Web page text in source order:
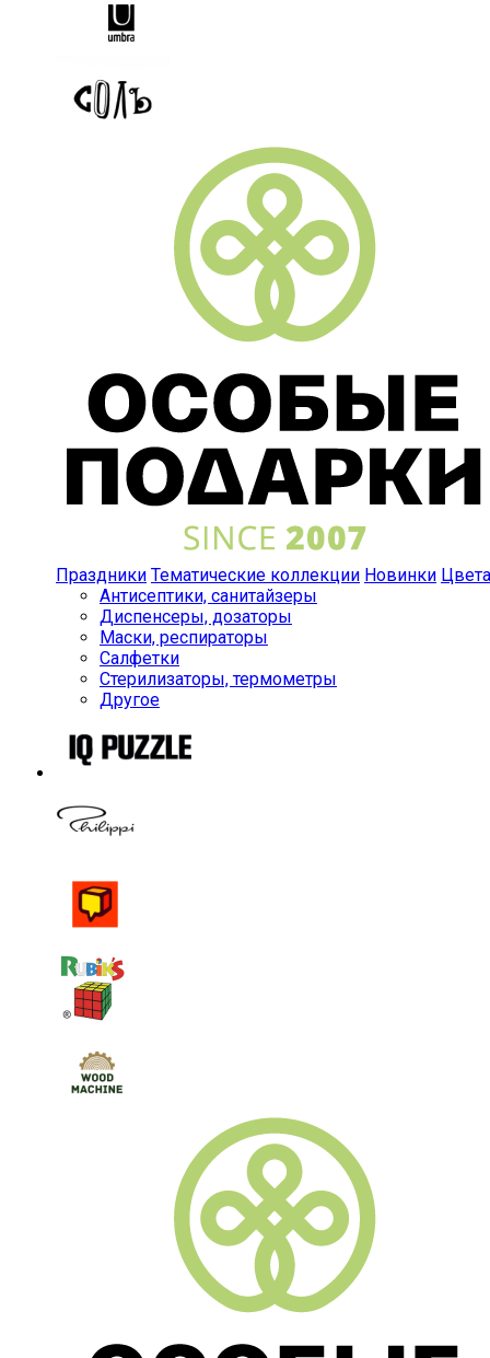
Праздники Тематические коллекции Новинки Цвета
Антисептики, санитайзеры
Диспенсеры, дозаторы
Маски, респираторы
Салфетки
Стерилизаторы, термометры
Другое